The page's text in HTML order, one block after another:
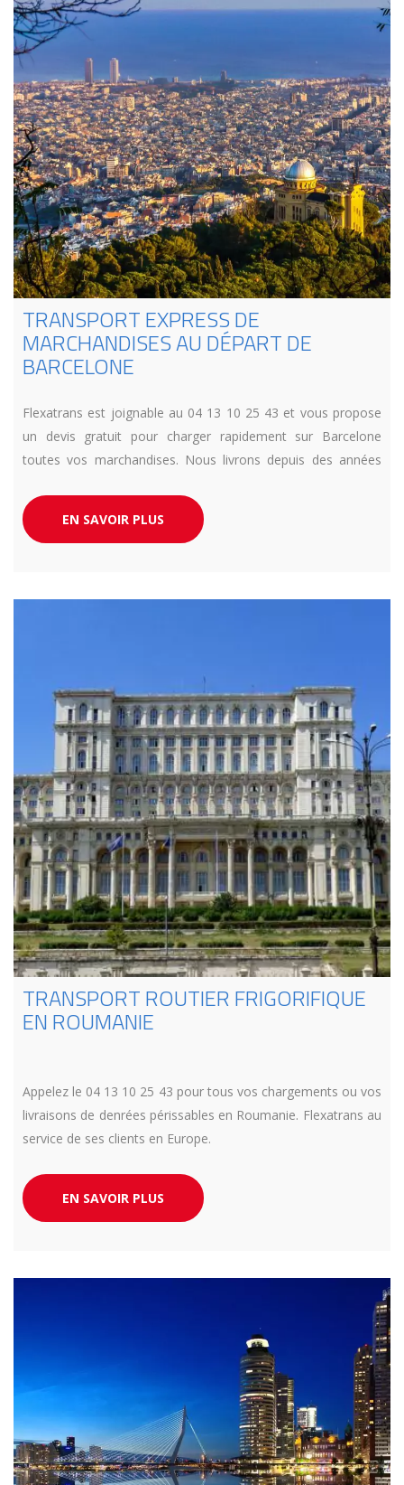
TRANSPORT EXPRESS DE
MARCHANDISES AU DÉPART DE
BARCELONE
Flexatrans est joignable au 04 13 10 25 43 et vous propose
un devis gratuit pour charger rapidement sur Barcelone
toutes vos marchandises. Nous livrons depuis des années
vos exigences délais garantit.
EN SAVOIR PLUS
TRANSPORT ROUTIER FRIGORIFIQUE
EN ROUMANIE
Appelez le 04 13 10 25 43 pour tous vos chargements ou vos
livraisons de denrées périssables en Roumanie. Flexatrans au
service de ses clients en Europe.
EN SAVOIR PLUS